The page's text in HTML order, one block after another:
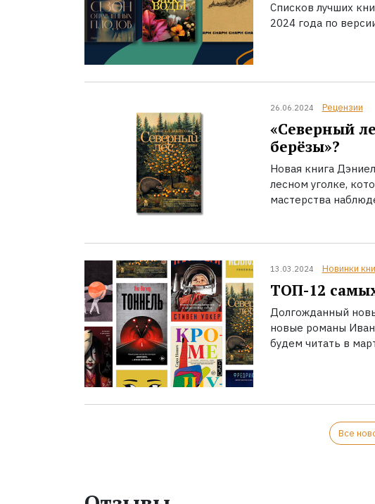
Списков лучших
2024 года по
26.06.2024 Рецензии
«Северный
берёзы»?
Новая книга
лесном уголке,
мастерства
13.03.2024 Новинки
ТОП-12
Долгожданный
новые романы
будем читать в
Все